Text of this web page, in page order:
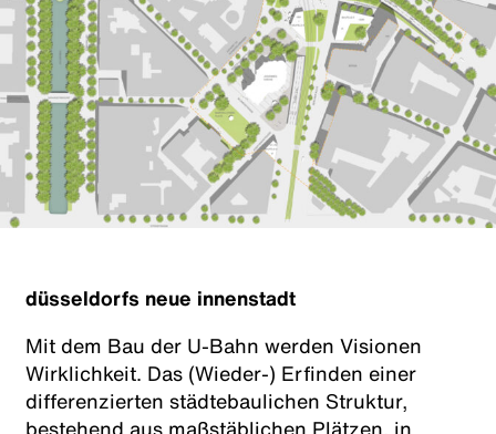
düsseldorfs neue innenstadt
Mit dem Bau der U-Bahn werden Visionen
Wirklichkeit. Das (Wieder-) Erfinden einer
differenzierten städtebaulichen Struktur,
bestehend aus maßstäblichen Plätzen, in